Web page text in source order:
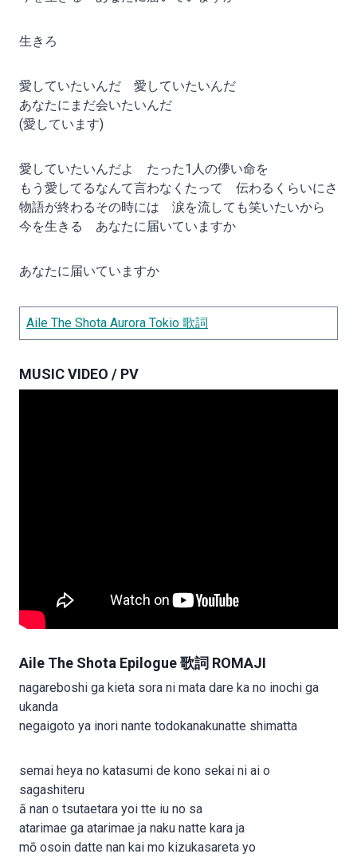
生きろ
愛していたいんだ 愛していたいんだ
あなたにまだ会いたいんだ
(愛しています)
愛していたいんだよ たった1人の儚い命を
もう愛してるなんて言わなくたって 伝わるくらいにさ
物語が終わるその時には 涙を流しても笑いたいから
今を生きる あなたに届いていますか
あなたに届いていますか
Aile The Shota Aurora Tokio 歌詞
MUSIC VIDEO / PV
Aile The Shota Epilogue 歌詞 ROMAJI
nagareboshi ga kieta sora ni mata dare ka no inochi ga
ukanda
negaigoto ya inori nante todokanakunatte shimatta
semai heya no katasumi de kono sekai ni ai o
sagashiteru
ā nan o tsutaetara yoi tte iu no sa
atarimae ga atarimae ja naku natte kara ja
mō osoin datte nan kai mo kizukasareta yo